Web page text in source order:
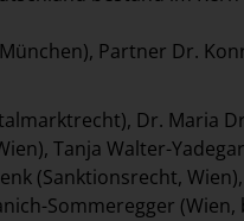
Partner Dr.
Dr. Maria
Tanja Walter-
(Sanktionsrecht,
Sommeregger (Wien,